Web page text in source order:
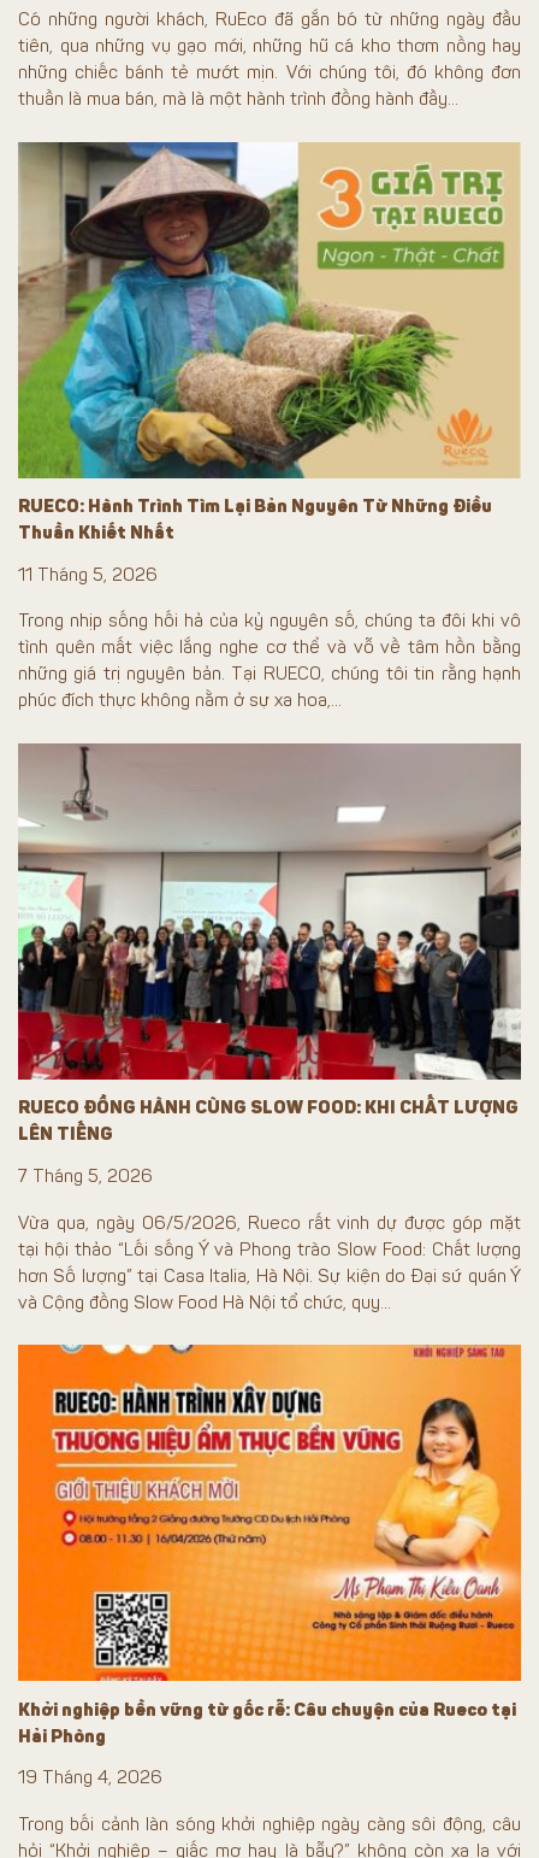
Có những người khách, RuEco đã gắn bó từ những ngày đầu
tiên, qua những vụ gạo mới, những hũ cá kho thơm nồng hay
những chiếc bánh tẻ mướt mịn. Với chúng tôi, đó không đơn
thuần là mua bán, mà là một hành trình đồng hành đầy...
RUECO: Hành Trình Tìm Lại Bản Nguyên Từ Những Điều
Thuần Khiết Nhất
11 Tháng 5, 2026
Trong nhịp sống hối hả của kỷ nguyên số, chúng ta đôi khi vô
tình quên mất việc lắng nghe cơ thể và vỗ về tâm hồn bằng
những giá trị nguyên bản. Tại RUECO, chúng tôi tin rằng hạnh
phúc đích thực không nằm ở sự xa hoa,...
RUECO ĐỒNG HÀNH CÙNG SLOW FOOD: KHI CHẤT LƯỢNG
LÊN TIẾNG
7 Tháng 5, 2026
Vừa qua, ngày 06/5/2026, Rueco rất vinh dự được góp mặt
tại hội thảo “Lối sống Ý và Phong trào Slow Food: Chất lượng
hơn Số lượng” tại Casa Italia, Hà Nội. Sự kiện do Đại sứ quán Ý
và Cộng đồng Slow Food Hà Nội tổ chức, quy...
Khởi nghiệp bền vững từ gốc rễ: Câu chuyện của Rueco tại
Hải Phòng
19 Tháng 4, 2026
Trong bối cảnh làn sóng khởi nghiệp ngày càng sôi động, câu
hỏi “Khởi nghiệp – giấc mơ hay là bẫy?” không còn xa lạ với